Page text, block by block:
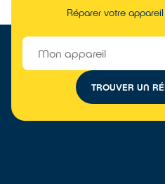
Réparer votre
TROUVER UN